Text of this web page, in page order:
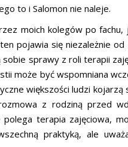
to i Salomon nie naleje.
moich kolegów po
pojawia się niezależnie
sprawy z roli terapii
może być wspomniana
większości ludzi
z rodziną przed
terapia zajęciowa,
praktyką, ale